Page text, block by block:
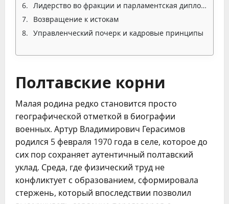
Лидерство во фракции и парламентская дипломатия
Возвращение к истокам
Управленческий почерк и кадровые принципы
Полтавские корни
Малая родина редко становится просто
географической отметкой в биографии
военных. Артур Владимирович Герасимов
родился 5 февраля 1970 года в селе, которое до
сих пор сохраняет аутентичный полтавский
уклад. Среда, где физический труд не
конфликтует с образованием, сформировала
стержень, который впоследствии позволил